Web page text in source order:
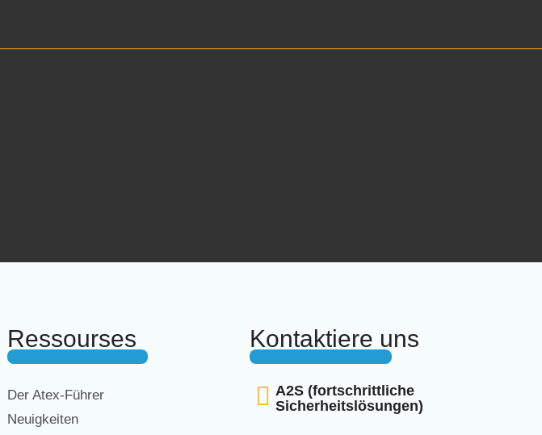
Ressourses
Der Atex-Führer
Neuigkeiten
Kontaktiere uns
A2S (fortschrittliche
Sicherheitslösungen)